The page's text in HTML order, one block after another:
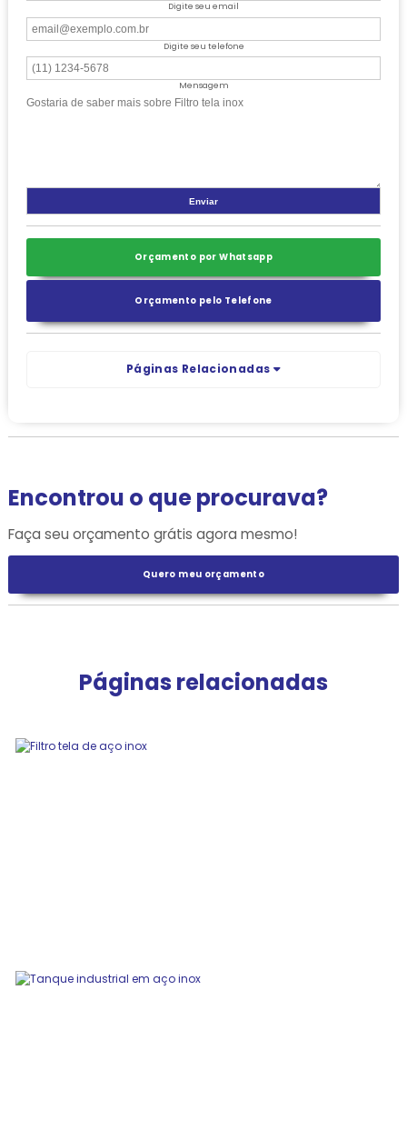
Digite seu email
Digite seu telefone
Mensagem
Orçamento por Whatsapp
Orçamento pelo Telefone
Páginas Relacionadas
Encontrou o que procurava?
Faça seu orçamento grátis agora mesmo!
Quero meu orçamento
Páginas relacionadas